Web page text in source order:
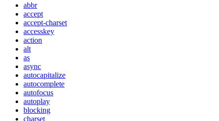
abbr
accept
accept-charset
accesskey
action
alt
as
async
autocapitalize
autocomplete
autofocus
autoplay
blocking
charset